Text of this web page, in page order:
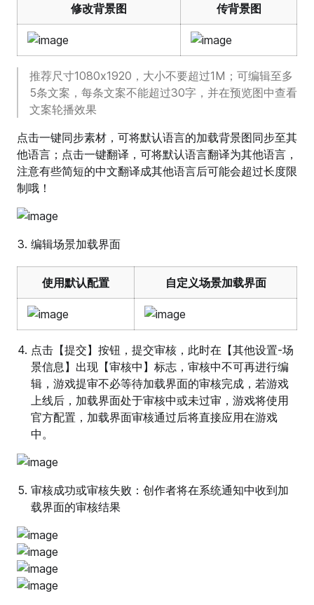
修改背景图 传背景图
推荐尺寸1080x1920，大小不要超过1M；可编辑至多
5条文案，每条文案不能超过30字，并在预览图中查看
文案轮播效果
点击一键同步素材，可将默认语言的加载背景图同步至其
他语言；点击一键翻译，可将默认语言翻译为其他语言，
注意有些简短的中文翻译成其他语言后可能会超过长度限
制哦！
编辑场景加载界面
使用默认配置 自定义场景加载界面
点击【提交】按钮，提交审核，此时在【其他设置-场
景信息】出现【审核中】标志，审核中不可再进行编
辑，游戏提审不必等待加载界面的审核完成，若游戏
上线后，加载界面处于审核中或未过审，游戏将使用
官方配置，加载界面审核通过后将直接应用在游戏
中。
审核成功或审核失败：创作者将在系统通知中收到加
载界面的审核结果